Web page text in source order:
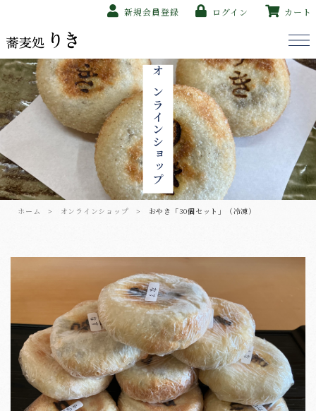
新規会員登録 ログイン カート
オンラインショップ
ホーム > オンラインショップ > おやき「30個セット」（冷凍）